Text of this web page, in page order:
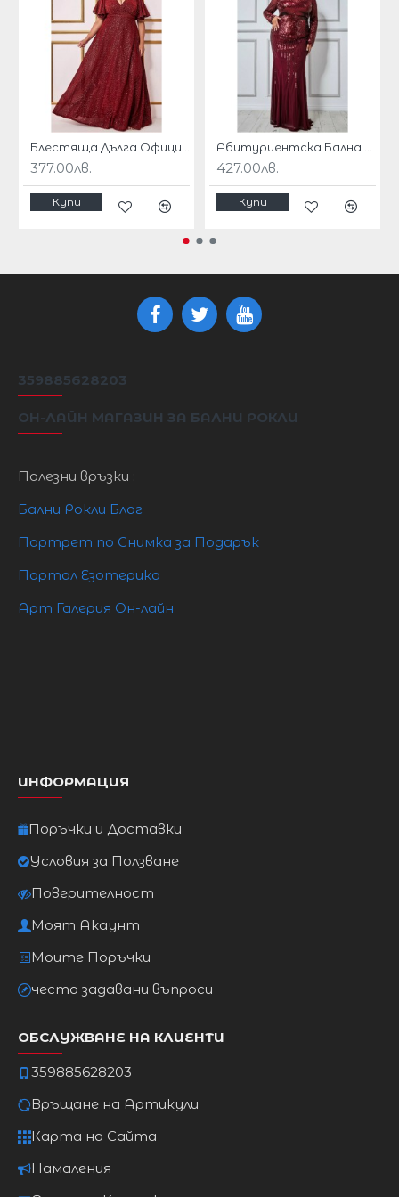
Екипирайте се с искрящи токчета, подходяща
чантичка и малко бляскав грим, за да получите
пълната визия.
Роклята е с цялостна подплата
Материята е еластична.
Дължината е 142 см от средата на центъра
надолу .
Доставка 20 работни дни
Размери
бюст 103см 111см 116см
нисък
ханш
106см
Ощерокли за едри дами разгледайте тук
377.00лв.
Купи
427.00лв.
Купи
359885628203
ОН-ЛАЙН МАГАЗИН ЗА БАЛНИ РОКЛИ
Полезни връзки :
Бални Рокли Блог
Портрет по Снимка за Подарък
Портал Езотерика
Арт Галерия Он-лайн
ИНФОРМАЦИЯ
Поръчки и Доставки
Условия за Ползване
Поверителност
Моят Акаунт
Моите Поръчки
често задавани въпроси
ОБСЛУЖВАНЕ НА КЛИЕНТИ
359885628203
Връщане на Артикули
Карта на Сайта
Намаления